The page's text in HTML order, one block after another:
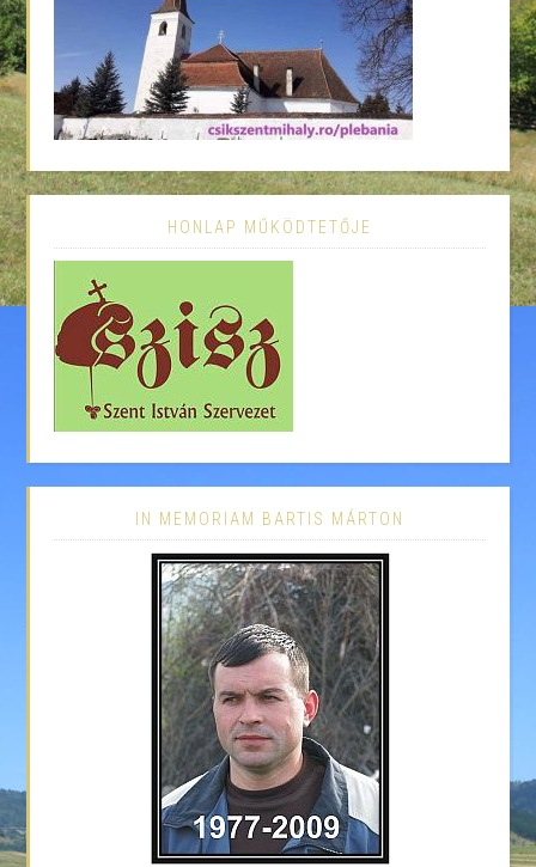
HONLAP MŰKÖDTETŐJE
IN MEMORIAM BARTIS MÁRTON